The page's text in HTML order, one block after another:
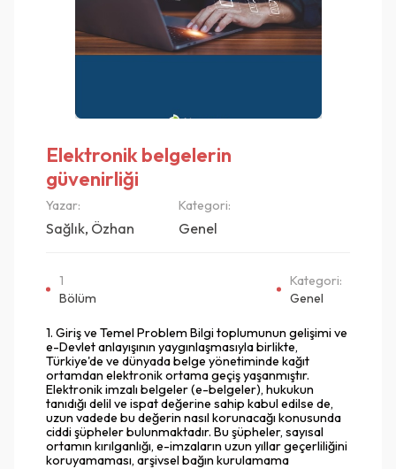
Elektronik belgelerin
güvenirliği
Yazar:
Sağlık, Özhan
Kategori:
Genel
1
Bölüm
Kategori:
Genel
1. Giriş ve Temel Problem Bilgi toplumunun gelişimi ve
e-Devlet anlayışının yaygınlaşmasıyla birlikte,
Türkiye'de ve dünyada belge yönetiminde kağıt
ortamdan elektronik ortama geçiş yaşanmıştır.
Elektronik imzalı belgeler (e-belgeler), hukukun
tanıdığı delil ve ispat değerine sahip kabul edilse de,
uzun vadede bu değerin nasıl korunacağı konusunda
ciddi şüpheler bulunmaktadır. Bu şüpheler, sayısal
ortamın kırılganlığı, e-imzaların uzun yıllar geçerliliğini
koruyamaması, arşivsel bağın kurulamama